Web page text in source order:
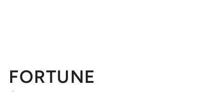
FORTUNE